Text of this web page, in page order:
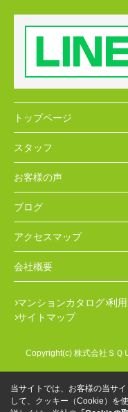
トップページ
スタッフ
お客様の声
ブログ
アクセスマップ
会社概要
マンションカタログ 利
サイトマップ
Copyright(c) 株式会社Ｓ
当サイトでは、お客様の当サ
して、クッキー（Cookie）を